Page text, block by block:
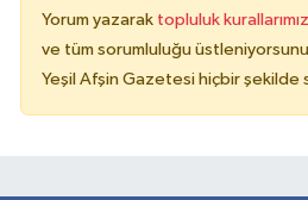
Yorum yazarak topluluk
ve tüm sorumluluğu
Yeşil Afşin Gazetesi hiçbir şekilde